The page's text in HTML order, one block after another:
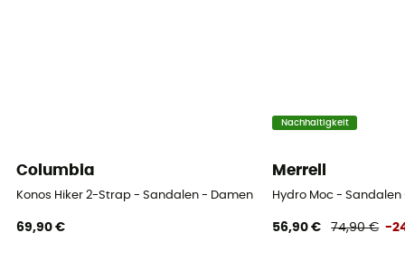
Columbia
Konos Hiker 2-Strap - Sandalen - Damen
69,90 €
Nachhaltigkeit
Merrell
Hydro Moc -
56,90 € 74,90 € -